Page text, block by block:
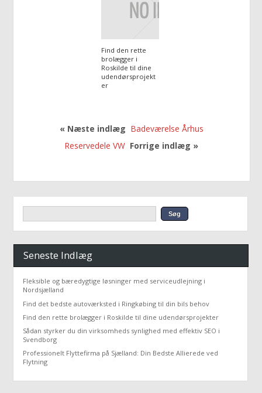
Find den rette
brolægger i
Roskilde til dine
udendørsprojekt
er
« Næste indlæg Badeværelse Århus
Reservedele VW Forrige indlæg »
Seneste Indlæg
Fleksible og bæredygtige løsninger med serviceudlejning i
Nordsjælland
Find det bedste autoværksted i Ringkøbing til din bils behov
Find den rette brolægger i Roskilde til dine udendørsprojekter
Sådan styrker du din virksomheds synlighed med effektiv SEO i
Svendborg
Professionelt Flyttefirma på Sjælland: Din Bedste Allierede ved
Flytning